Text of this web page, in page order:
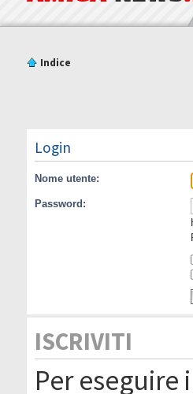
Indice
Login
Nome utente:
Password:
ISCRIVITI
Per eseguire